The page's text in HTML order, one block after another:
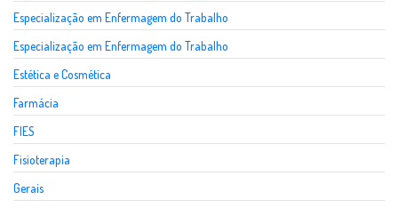
Especialização em Enfermagem do Trabalho
Especialização em Enfermagem do Trabalho
Estética e Cosmética
Farmácia
FIES
Fisioterapia
Gerais